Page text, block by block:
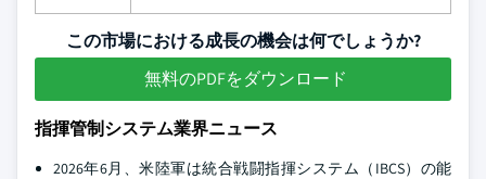
この市場における成長の機会は何でしょうか?
無料のPDFをダウンロード
指揮管制システム業界ニュース
2026年6月、米陸軍は統合戦闘指揮システム（IBCS）の能